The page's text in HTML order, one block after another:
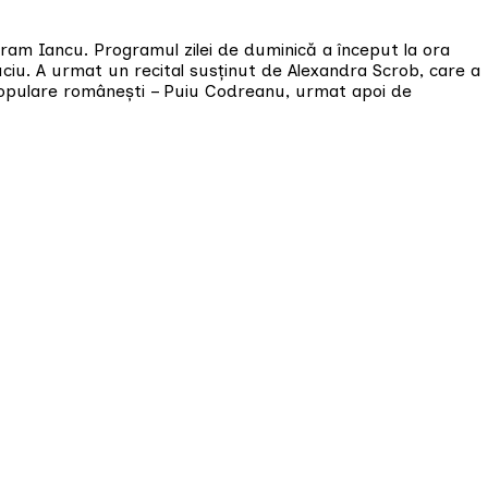
Iancu. Programul zilei de duminică a început la ora
A urmat un recital susținut de Alexandra Scrob, care a
românești – Puiu Codreanu, urmat apoi de